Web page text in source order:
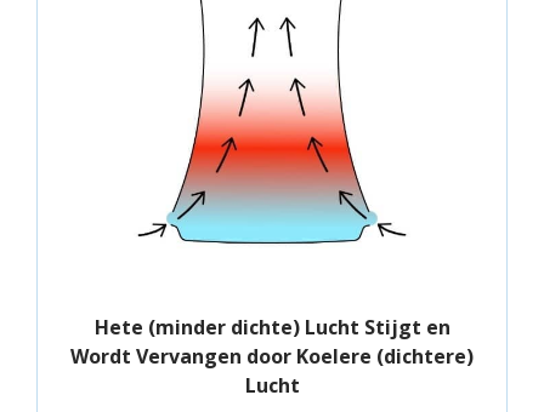
Hete (minder dichte) Lucht Stijgt en
Wordt Vervangen door Koelere (dichtere)
Lucht